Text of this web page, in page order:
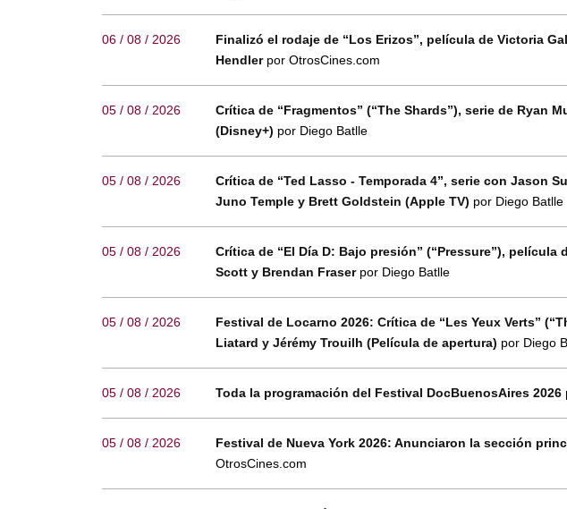
06 / 08 / 2026
Finalizó el rodaje de “Los Erizos”, película de Victoria
Hendler por OtrosCines.com
05 / 08 / 2026
Crítica de “Fragmentos” (“The Shards”), serie de Ryan
(Disney+) por Diego Batlle
05 / 08 / 2026
Crítica de “Ted Lasso - Temporada 4”, serie con Jason
Juno Temple y Brett Goldstein (Apple TV) por Diego Batlle
05 / 08 / 2026
Crítica de “El Día D: Bajo presión” (“Pressure”), película
Scott y Brendan Fraser por Diego Batlle
05 / 08 / 2026
Festival de Locarno 2026: Crítica de “Les Yeux Verts”
Liatard y Jérémy Trouilh (Película de apertura) por Diego
05 / 08 / 2026 Toda la programación del Festival DocBuenosAires 2026
05 / 08 / 2026 Festival de Nueva York 2026: Anunciaron la sección
OtrosCines.com